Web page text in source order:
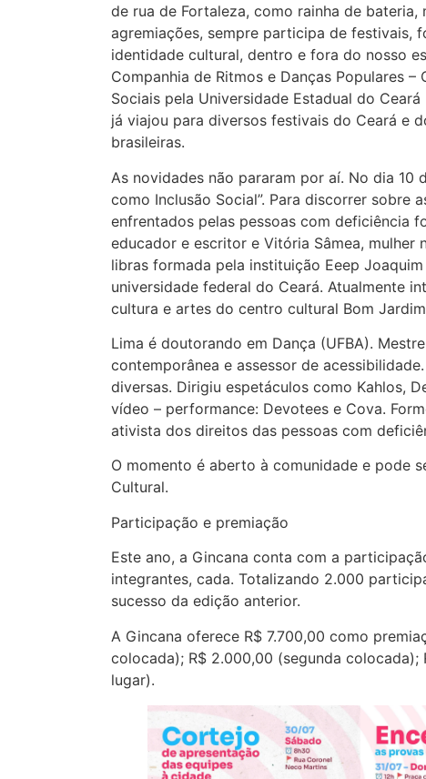
de rua de Fortaleza, como rainha de
agremiações, sempre participa de festivais,
identidade cultural, dentro e fora do nosso
Companhia de Ritmos e Danças Populares –
Sociais pela Universidade Estadual do
já viajou para diversos festivais do Ceará e
brasileiras.
As novidades não pararam por aí. No dia 10
como Inclusão Social”. Para discorrer
enfrentados pelas pessoas com deficiência
educador e escritor e Vitória Sâmea,
libras formada pela instituição Eeep
universidade federal do Ceará. Atualmente
cultura e artes do centro cultural Bom
Lima é doutorando em Dança (UFBA).
contemporânea e assessor de
diversas. Dirigiu espetáculos como Kahlos,
vídeo – performance: Devotees e Cova.
ativista dos direitos das pessoas com
O momento é aberto à comunidade e pode
Cultural.
Participação e premiação
Este ano, a Gincana conta com a
integrantes, cada. Totalizando 2.000
sucesso da edição anterior.
A Gincana oferece R$ 7.700,00 como
colocada); R$ 2.000,00 (segunda colocada);
lugar).